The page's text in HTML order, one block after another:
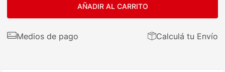
AÑADIR AL CARRITO
Medios de pago Calculá tu Envío